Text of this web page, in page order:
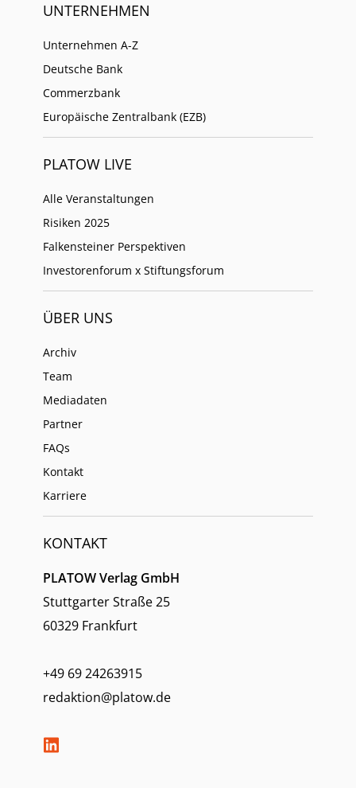
UNTERNEHMEN
Unternehmen A-Z
Deutsche Bank
Commerzbank
Europäische Zentralbank (EZB)
PLATOW LIVE
Alle Veranstaltungen
Risiken 2025
Falkensteiner Perspektiven
Investorenforum x Stiftungsforum
ÜBER UNS
Archiv
Team
Mediadaten
Partner
FAQs
Kontakt
Karriere
KONTAKT
PLATOW Verlag GmbH
Stuttgarter Straße 25
60329 Frankfurt
+49 69 24263915
redaktion@platow.de